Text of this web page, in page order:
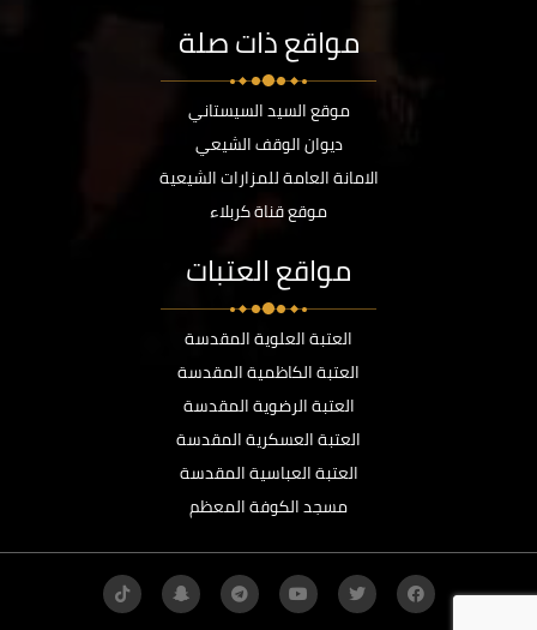
مواقع ذات صلة
موقع السيد السيستاني
ديوان الوقف الشيعي
الامانة العامة للمزارات الشيعية
موقع قناة كربلاء
مواقع العتبات
العتبة العلوية المقدسة
العتبة الكاظمية المقدسة
العتبة الرضوية المقدسة
العتبة العسكرية المقدسة
العتبة العباسية المقدسة
مسجد الكوفة المعظم